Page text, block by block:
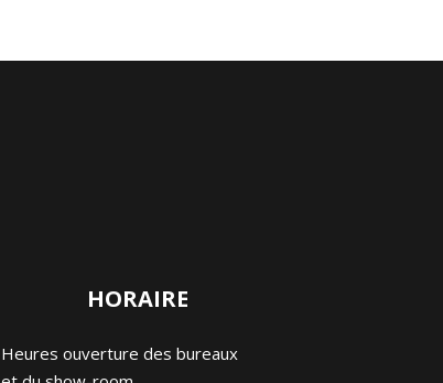
HORAIRE
Heures ouverture des bureaux